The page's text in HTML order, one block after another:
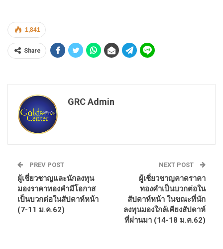
1,841
Share
GRC Admin
PREV POST
ผู้เชี่ยวชาญและนักลงทุน
มองราคาทองคำมีโอกาส
เป็นบวกต่อในสัปดาห์หน้า
(7-11 ม.ค.62)
NEXT POST
ผู้เชี่ยวชาญคาดราคา
ทองคำเป็นบวกต่อใน
สัปดาห์หน้า ในขณะที่นัก
ลงทุนมองใกล้เคียงสัปดาห์
ที่ผ่านมา (14-18 ม.ค.62)